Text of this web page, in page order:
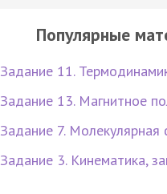
Популярные
Задание 11.
Задание 13. Магнитное
Задание 7. Молекулярная
Задание 3. Кинематика,